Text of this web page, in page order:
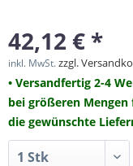
42,12 € *
inkl. MwSt.zzgl.
• Versandfertig 2-4
bei größeren Mengen
die gewünschte